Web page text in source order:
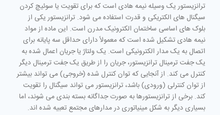
ترانزیستور یک وسیله نیمه هادی است که برای تقویت یا سوئیچ کردن
سیگنال های الکتریکی و قدرت استفاده می شود. ترانزیستور یکی از
بلوک های اساسی ساختمان الکترونیک مدرن است. این ماده از مواد
نیمه هادی تشکیل شده است که معمولاً دارای حداقل سه پایانه برای
اتصال به یک مدار الکترونیکی است. یک ولتاژ یا جریان اعمال شده به
یک جفت ترمینال ترانزیستور، جریان را از طریق یک جفت ترمینال دیگر
کنترل می کند. از آنجایی که توان کنترل شده (خروجی) می تواند بیشتر
از توان کنترلی (ورودی) باشد، ترانزیستور می تواند سیگنال را تقویت
کند. برخی از ترانزیستورها به صورت جداگانه بسته بندی می شوند، اما
بسیاری دیگر به شکل مینیاتوری در مدارهای مجتمع تعبیه شده اند.